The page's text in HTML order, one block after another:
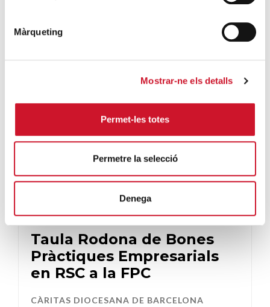
Màrqueting
Mostrar-ne els detalls
Permet-les totes
Permetre la selecció
Denega
celebrar la 2a Fe...
ENTITATS AMB COR· 01/03/2016
Taula Rodona de Bones
Pràctiques Empresarials
en RSC a la FPC
CÀRITAS DIOCESANA DE BARCELONA